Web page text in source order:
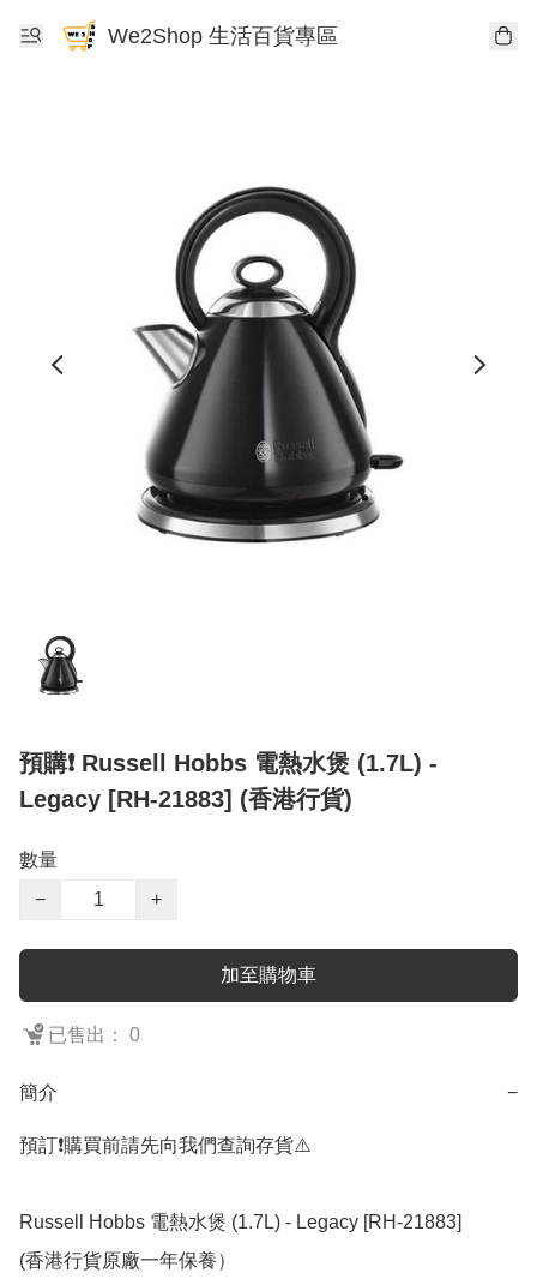
We2Shop 生活百貨專區
預購❗️ Russell Hobbs 電熱水煲 (1.7L) -
Legacy [RH-21883] (香港行貨)
數量
−
+
加至購物車
已售出： 0
簡介 −
預訂❗️購買前請先向我們查詢存貨⚠️
Russell Hobbs 電熱水煲 (1.7L) - Legacy [RH-21883]
(香港行貨原廠一年保養）